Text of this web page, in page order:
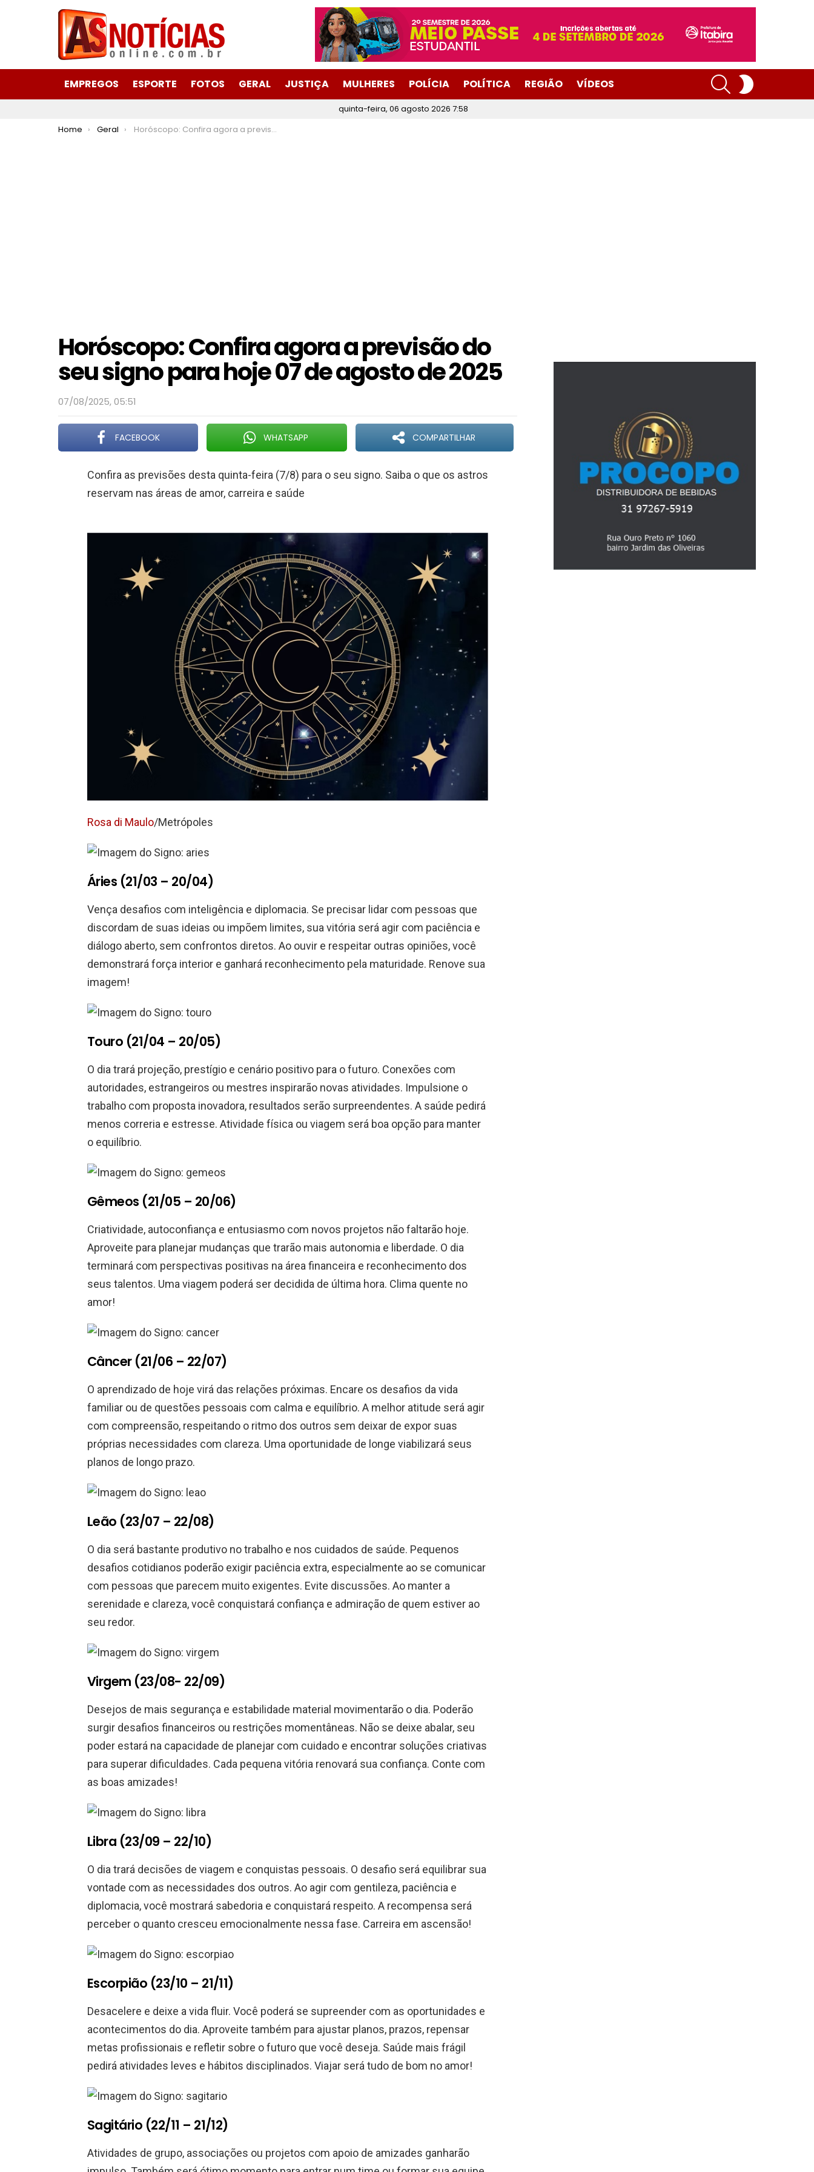
EMPREGOS ESPORTE FOTOS GERAL JUSTIÇA MULHERES POLÍCIA POLÍTICA REGIÃO VÍDEOS
SEARCH
quinta-feira, 06 agosto 2026 7:58
You are here:
Home Geral Horóscopo: Confira agora a previsão do seu signo para hoje 07 de agosto de 2025
Horóscopo: Confira agora a previsão do
seu signo para hoje 07 de agosto de 2025
07/08/2025, 05:51
FACEBOOK WHATSAPP COMPARTILHAR
Confira as previsões desta quinta-feira (7/8) para o seu signo. Saiba o que os astros
reservam nas áreas de amor, carreira e saúde
Rosa di Maulo/Metrópoles
Áries (21/03 – 20/04)
Vença desafios com inteligência e diplomacia. Se precisar lidar com pessoas que
discordam de suas ideias ou impõem limites, sua vitória será agir com paciência e
diálogo aberto, sem confrontos diretos. Ao ouvir e respeitar outras opiniões, você
demonstrará força interior e ganhará reconhecimento pela maturidade. Renove sua
imagem!
Touro (21/04 – 20/05)
O dia trará projeção, prestígio e cenário positivo para o futuro. Conexões com
autoridades, estrangeiros ou mestres inspirarão novas atividades. Impulsione o
trabalho com proposta inovadora, resultados serão surpreendentes. A saúde pedirá
menos correria e estresse. Atividade física ou viagem será boa opção para manter
o equilíbrio.
Gêmeos (21/05 – 20/06)
Criatividade, autoconfiança e entusiasmo com novos projetos não faltarão hoje.
Aproveite para planejar mudanças que trarão mais autonomia e liberdade. O dia
terminará com perspectivas positivas na área financeira e reconhecimento dos
seus talentos. Uma viagem poderá ser decidida de última hora. Clima quente no
amor!
Câncer (21/06 – 22/07)
O aprendizado de hoje virá das relações próximas. Encare os desafios da vida
familiar ou de questões pessoais com calma e equilíbrio. A melhor atitude será agir
com compreensão, respeitando o ritmo dos outros sem deixar de expor suas
próprias necessidades com clareza. Uma oportunidade de longe viabilizará seus
planos de longo prazo.
Leão (23/07 – 22/08)
O dia será bastante produtivo no trabalho e nos cuidados de saúde. Pequenos
desafios cotidianos poderão exigir paciência extra, especialmente ao se comunicar
com pessoas que parecem muito exigentes. Evite discussões. Ao manter a
serenidade e clareza, você conquistará confiança e admiração de quem estiver ao
seu redor.
Virgem (23/08- 22/09)
Desejos de mais segurança e estabilidade material movimentarão o dia. Poderão
surgir desafios financeiros ou restrições momentâneas. Não se deixe abalar, seu
poder estará na capacidade de planejar com cuidado e encontrar soluções criativas
para superar dificuldades. Cada pequena vitória renovará sua confiança. Conte com
as boas amizades!
Libra (23/09 – 22/10)
O dia trará decisões de viagem e conquistas pessoais. O desafio será equilibrar sua
vontade com as necessidades dos outros. Ao agir com gentileza, paciência e
diplomacia, você mostrará sabedoria e conquistará respeito. A recompensa será
perceber o quanto cresceu emocionalmente nessa fase. Carreira em ascensão!
Escorpião (23/10 – 21/11)
Desacelere e deixe a vida fluir. Você poderá se supreender com as oportunidades e
acontecimentos do dia. Aproveite também para ajustar planos, prazos, repensar
metas profissionais e refletir sobre o futuro que você deseja. Saúde mais frágil
pedirá atividades leves e hábitos disciplinados. Viajar será tudo de bom no amor!
Sagitário (22/11 – 21/12)
Atividades de grupo, associações ou projetos com apoio de amizades ganharão